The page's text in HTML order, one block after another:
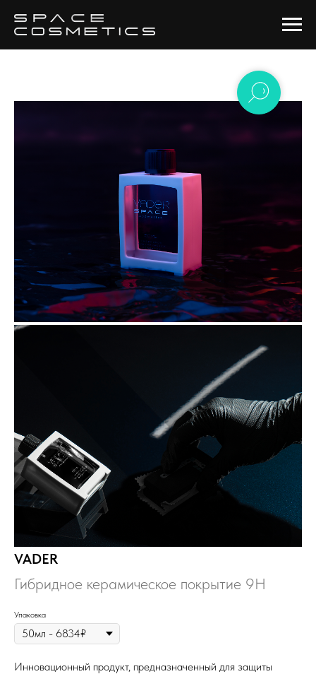
Покрытия → Покрытия для кузова
VADER
Гибридное керамическое покрытие 9H
Упаковка
Инновационный продукт, предназначенный для защиты